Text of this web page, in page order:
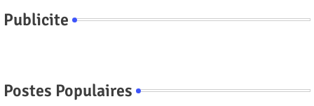
Publicite
Postes Populaires